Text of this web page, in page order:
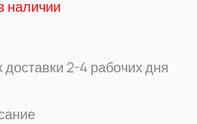
наличии
доставки 2-4 рабочих дня